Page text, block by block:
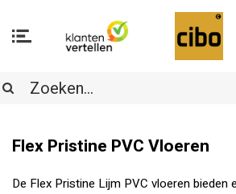
Flex Pristine PVC Vloeren
De Flex Pristine Lijm PVC vloeren bieden